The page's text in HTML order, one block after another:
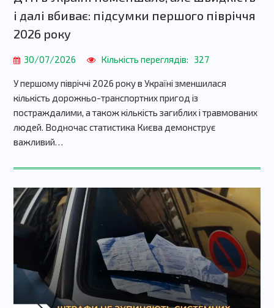
і далі вбиває: підсумки першого півріччя
2026 року
30/07/2026 Кількість переглядів: 327
У першому півріччі 2026 року в Україні зменшилася
кількість дорожньо-транспортних пригод із
постраждалими, а також кількість загиблих і травмованих
людей. Водночас статистика Києва демонструє
важливий…